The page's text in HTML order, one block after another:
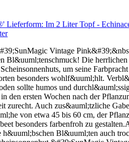
Lieferform: Im 2 Liter Topf -
Vintage
Bl&uuml;tenschmuck! Die
um seine
besonders wohlf&uuml;hlt.
sollte humos und
den ersten Wochen nach der
zurecht. Auch zus&auml;tzliche
von etwa 45 bis 60 cm, der
besonders farbenfroh zu
Bl&uuml;ten auch